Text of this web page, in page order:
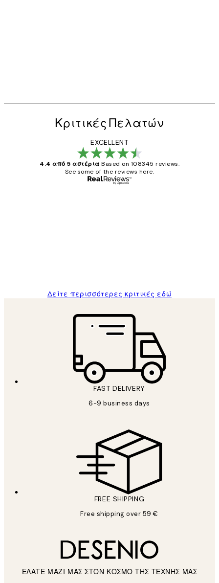
Κριτικές Πελατών
EXCELLENT
4.4 από 5 αστέρια Based on 108345 reviews.
See some of the reviews here.
Δείτε περισσότερες κριτικές εδώ
FAST DELIVERY
6-9 business days
FREE SHIPPING
Free shipping over 59 €
ΕΛΑΤΕ ΜΑΖΙ ΜΑΣ ΣΤΟΝ ΚΟΣΜΟ ΤΗΣ ΤΕΧΝΗΣ ΜΑΣ